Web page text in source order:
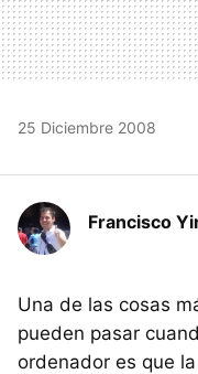
25 Diciembre 2008
Francisco
Una de las cosas
pueden pasar
ordenador es que